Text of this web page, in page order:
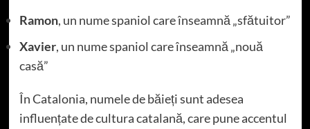
Ramon, un nume spaniol care înseamnă „sfătuitor”
Xavier, un nume spaniol care înseamnă „nouă
casă”
În Catalonia, numele de băieți sunt adesea
influențate de cultura catalană, care pune accentul